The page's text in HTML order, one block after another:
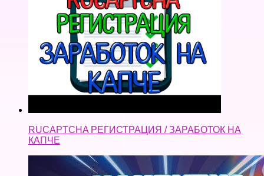
RUCAPTCHA РЕГИСТРАЦИЯ / ЗАРАБОТОК НА
КАПЧЕ